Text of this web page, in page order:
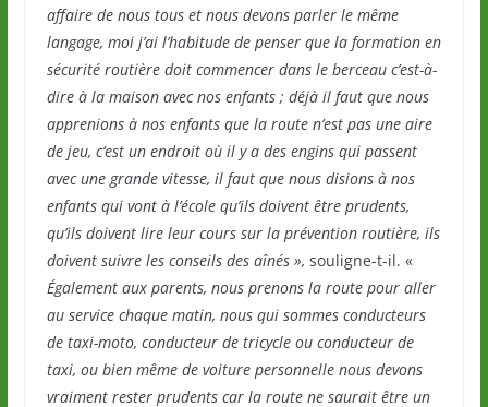
affaire de nous tous et nous devons parler le même
langage, moi j’ai l’habitude de penser que la formation en
sécurité routière doit commencer dans le berceau c’est-à-
dire à la maison avec nos enfants ; déjà il faut que nous
apprenions à nos enfants que la route n’est pas une aire
de jeu, c’est un endroit où il y a des engins qui passent
avec une grande vitesse, il faut que nous disions à nos
enfants qui vont à l’école qu’ils doivent être prudents,
qu’ils doivent lire leur cours sur la prévention routière, ils
doivent suivre les conseils des aînés », souligne-t-il. «
Également aux parents, nous prenons la route pour aller
au service chaque matin, nous qui sommes conducteurs
de taxi-moto, conducteur de tricycle ou conducteur de
taxi, ou bien même de voiture personnelle nous devons
vraiment rester prudents car la route ne saurait être un